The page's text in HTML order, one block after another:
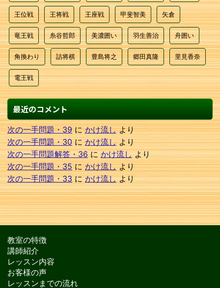
王位戦 王将戦 王座戦 甲斐智美 矢倉
竜王戦 糸谷哲郎 美濃囲い 羽生善治 舟囲い
角換わり 詰将棋 豊島将之 郷田真隆 里見香奈
電王戦
最近のコメント
次の一手問題・39にかけ流しより
次の一手問題・30にかけ流しより
次の一手問題解答・36にかけ流しより
次の一手問題・35にかけ流しより
次の一手問題・33にかけ流しより
教室の特徴
講師紹介
レッスン内容
お客様の声
レッスンまでの流れ